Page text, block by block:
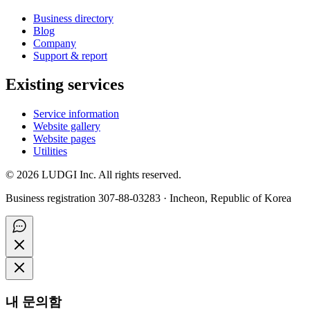
Business directory
Blog
Company
Support & report
Existing services
Service information
Website gallery
Website pages
Utilities
© 2026 LUDGI Inc. All rights reserved.
Business registration 307-88-03283 · Incheon, Republic of Korea
내 문의함